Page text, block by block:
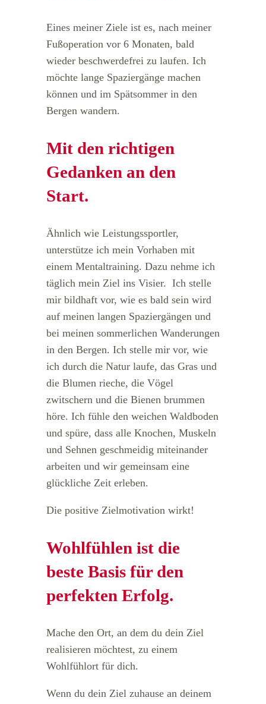
Eines meiner Ziele ist es, nach meiner
Fußoperation vor 6 Monaten, bald
wieder beschwerdefrei zu laufen. Ich
möchte lange Spaziergänge machen
können und im Spätsommer in den
Bergen wandern.
Mit den richtigen
Gedanken an den
Start.
Ähnlich wie Leistungssportler,
unterstütze ich mein Vorhaben mit
einem Mentaltraining. Dazu nehme ich
täglich mein Ziel ins Visier. Ich stelle
mir bildhaft vor, wie es bald sein wird
auf meinen langen Spaziergängen und
bei meinen sommerlichen Wanderungen
in den Bergen. Ich stelle mir vor, wie
ich durch die Natur laufe, das Gras und
die Blumen rieche, die Vögel
zwitschern und die Bienen brummen
höre. Ich fühle den weichen Waldboden
und spüre, dass alle Knochen, Muskeln
und Sehnen geschmeidig miteinander
arbeiten und wir gemeinsam eine
glückliche Zeit erleben.
Die positive Zielmotivation wirkt!
Wohlfühlen ist die
beste Basis für den
perfekten Erfolg.
Mache den Ort, an dem du dein Ziel
realisieren möchtest, zu einem
Wohlfühlort für dich.
Wenn du dein Ziel zuhause an deinem